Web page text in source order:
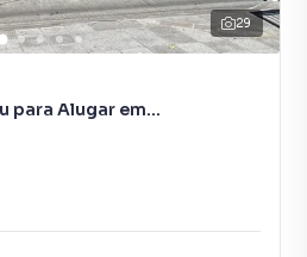
29
para Alugar em